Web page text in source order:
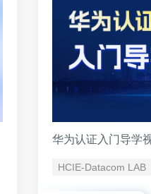
华为认证入门导学
HCIE-Datacom LAB